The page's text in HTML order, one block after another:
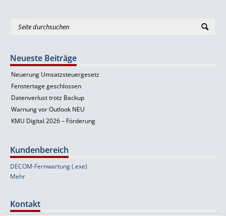
Neueste Beiträge
Neuerung Umsatzsteuergesetz
Fenstertage geschlossen
Datenverlust trotz Backup
Warnung vor Outlook NEU
KMU Digital 2026 – Förderung
Kundenbereich
DECOM-Fernwartung (.exe)
Mehr
Kontakt